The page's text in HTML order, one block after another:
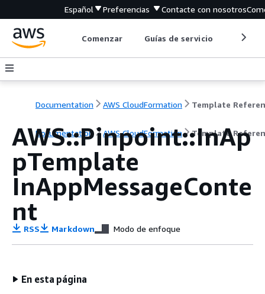
Español Preferencias Contacte con nosotros
Comenzar Guías de servicio
Documentation AWS CloudFormation Template
Documentation AWS CloudFormation Template
AWS::Pinpoint::InAp
pTemplate
InAppMessageConte
nt
RSS Markdown Modo de enfoque
En esta página